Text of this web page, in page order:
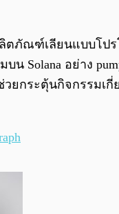
ลิตภัณฑ์เลียนแบบโป
น Solana อย่าง
ช่วยกระตุ้นกิจกรรมเ